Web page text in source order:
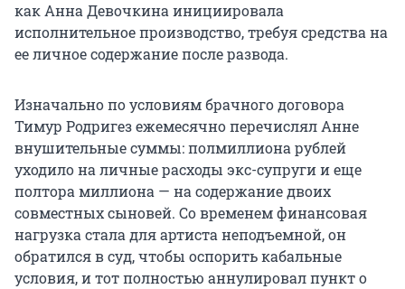
как Анна Девочкина инициировала
исполнительное производство, требуя средства на
ее личное содержание после развода.
Изначально по условиям брачного договора
Тимур Родригез ежемесячно перечислял Анне
внушительные суммы: полмиллиона рублей
уходило на личные расходы экс-супруги и еще
полтора миллиона — на содержание двоих
совместных сыновей. Со временем финансовая
нагрузка стала для артиста неподъемной, он
обратился в суд, чтобы оспорить кабальные
условия, и тот полностью аннулировал пункт о